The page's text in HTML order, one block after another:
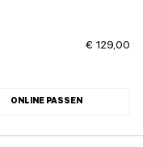
€ 129,00
ONLINE PASSEN